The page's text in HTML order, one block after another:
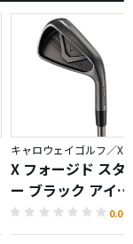
X フォージド スタ
ー ブラック アイア
ン
0.0